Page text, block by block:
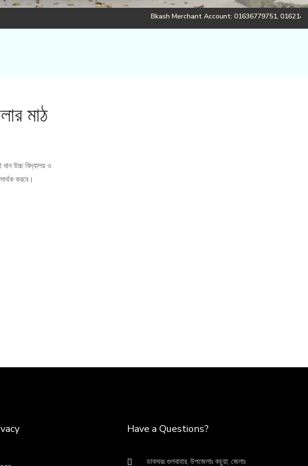
Bkash Merchant Account: 01636779751, 01621488675
মাঠ
উচ্চ বিদ্যালয় ও
করবে।
Have a Questions?
ডাকঘরঃ গুলবাহার, উপজেলাঃ কচুয়া, জেলাঃ